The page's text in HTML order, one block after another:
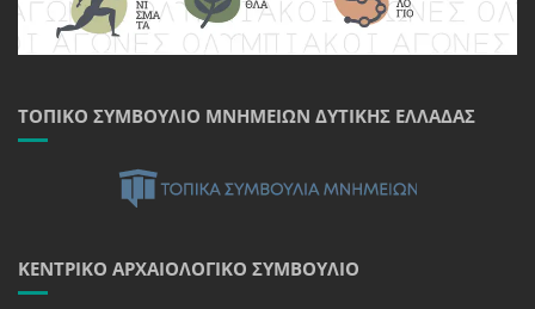
ΤΟΠΙΚΌ ΣΥΜΒΟΎΛΙΟ ΜΝΗΜΕΊΩΝ ΔΥΤΙΚΉΣ ΕΛΛΆΔΑΣ
ΚΕΝΤΡΙΚΌ ΑΡΧΑΙΟΛΟΓΙΚΌ ΣΥΜΒΟΎΛΙΟ